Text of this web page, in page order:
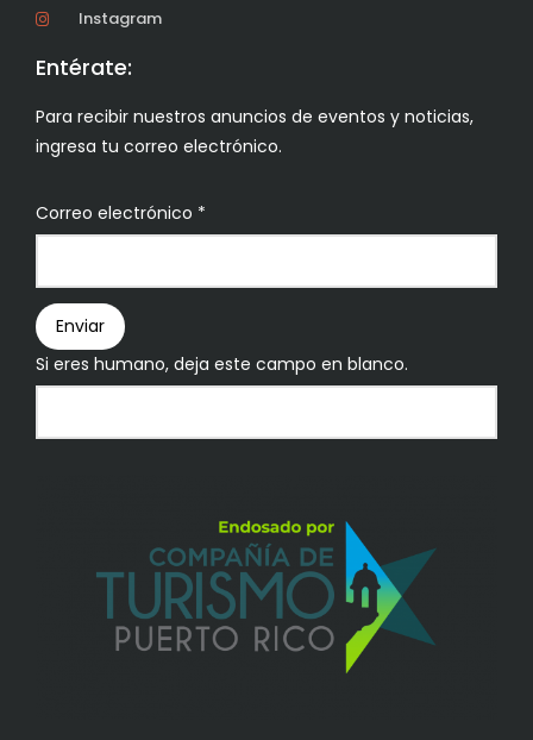
Instagram
Entérate:
Para recibir nuestros anuncios de eventos y noticias,
ingresa tu correo electrónico.
Boletín
Correo electrónico *
Enviar
Si eres humano, deja este campo en blanco.